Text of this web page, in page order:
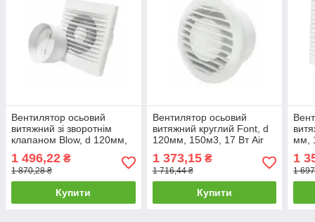
Вентилятор осьовий
витяжний зі зворотнім
клапаном Blow, d 120мм,
61-045
1 496,22 ₴
1 870,28 ₴
Купити
Вентилятор осьовий
витяжний круглий Font, d
120мм, 150м3, 17 Вт Air
1 373,15₴
1 716,44 ₴
Купити
мм,
1
1